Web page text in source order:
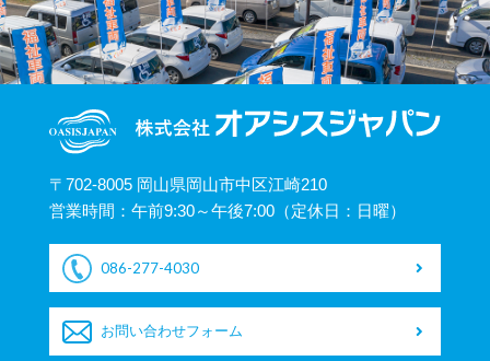
〒702-8005 岡山県岡山市中区江崎210
営業時間：午前9:30～午後7:00（定休日：日曜）
086-277-4030
お問い合わせフォーム